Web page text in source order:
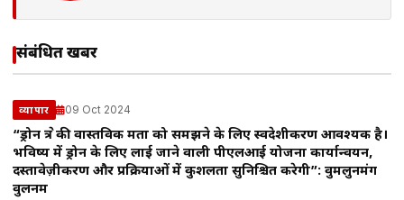
संबंधित खबरें
व्यापार 09 Oct 2024
“ड्रोन क्षेत्र की वास्तविक क्षमता को समझने के लिए स्वदेशीकरण आवश्यक है।
भविष्य में ड्रोन के लिए लाई जाने वाली पीएलआई योजना कार्यान्वयन,
दस्तावेज़ीकरण और प्रक्रियाओं में कुशलता सुनिश्चित करेगी”: वुमलुनमंग
वुलनम